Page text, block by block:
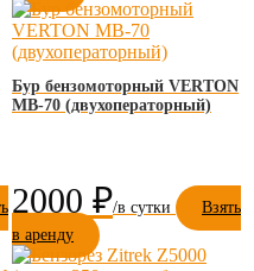
Бур бензомоторный VERTON
МВ-70 (двухоператорный)
2000 ₽
Взять
в аренду